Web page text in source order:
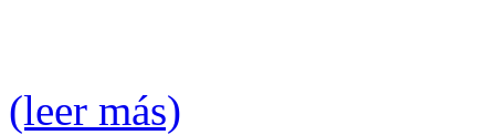
(leer más)